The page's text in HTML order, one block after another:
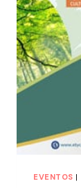
EVENTOS |